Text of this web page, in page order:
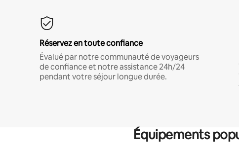
Réservez en toute confiance
Évalué par notre communauté de voyageurs
de confiance et notre assistance 24h/24
pendant votre séjour longue durée.
Équipements